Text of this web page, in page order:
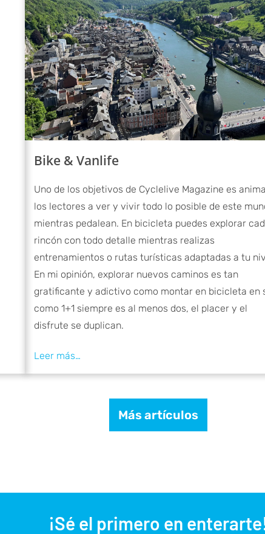
Bike & Vanlife
Uno de los objetivos de Cyclelive Magazine es
los lectores a ver y vivir todo lo posible de este
mientras pedalean. En bicicleta puedes explorar
rincón con todo detalle mientras realizas
entrenamientos o rutas turísticas adaptadas a tu
En mi opinión, explorar nuevos caminos es tan
gratificante y adictivo como montar en bicicleta en
como 1+1 siempre es al menos dos, el placer y el
disfrute se duplican.
Más artículos
¡Sé el primero en